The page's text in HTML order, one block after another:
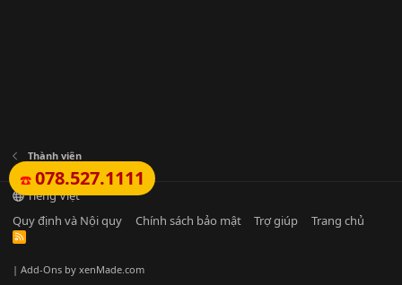
☎️ 078.527.1111
Thành viên
Tiếng Việt
Quy định và Nội quy
Chính sách bảo mật Trợ giúp Trang chủ
R
| Add-Ons by xenMade.com